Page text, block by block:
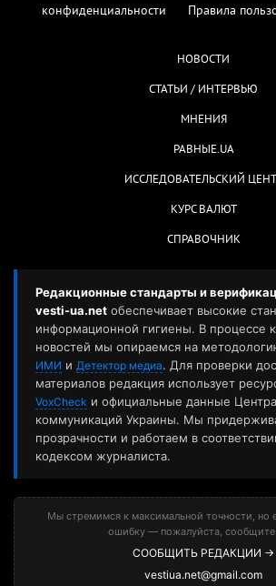
конфиденциальности
Правила
НОВОСТИ
СТАТЬИ / ИНТЕРВЬЮ
МНЕНИЯ
РАВНЫЕ.UA
ИССЛЕДОВАТЕЛЬСКИЙ
КУРС ВАЛЮТ
СПРАВОЧНИК
Редакционные стандарты и
vesti-ua.net обеспечивает высокие
информационной гигиены. В процессе
новостей мы опираемся на
ИМИ и Детектор медиа. Для проверки
материалов редакция использует
VoxCheck и официальные данные Центра
коммуникаций Украины. Мы
прозрачности и работаем в
кодексом журналиста.
Мы стремимся к максимальной точности, но
ошибку — пожалуйста, сообщите
СООБЩИТЬ РЕДАКЦИИ →
vestiua.net@gmail.com